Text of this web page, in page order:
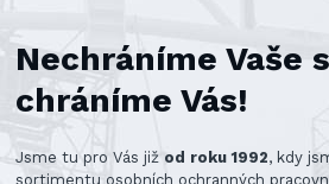
Nechráníme Vaše
chráníme Vás!
Jsme tu pro Vás již od roku 1992, kdy
sortimentu osobních ochranných